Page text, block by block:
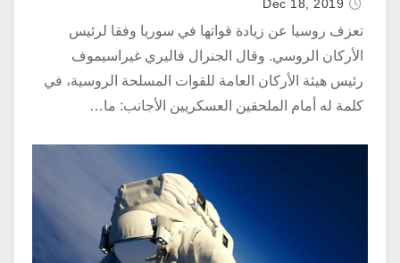
Dec 18, 2019
تعزف روسيا عن زيادة قواتها في سوريا وفقا لرئيس
الأركان الروسي. وقال الجنرال فاليري غيراسيموف
رئيس هيئة الأركان العامة للقوات المسلحة الروسية، في
كلمة له أمام الملحقين العسكريين الأجانب: ما…